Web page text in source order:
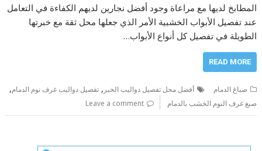
المطابخ لديها مع مراعاة وجود أفضل نجارين لديهم الكفاءة في التعامل
عند تفصيل الأبواب الخشبية الأمر الذي جعلها محل ثقة مع خبرتها
الطويلة في تفصيل كل أنواع الأبواب…
READ MORE
صباغ الدمام أفضل محل تفصيل دواليب الخبر ,تفصيل دواليب غرف نوم الدمام,
صبغ غرف النوم الخشب بالدمام Leave a comment